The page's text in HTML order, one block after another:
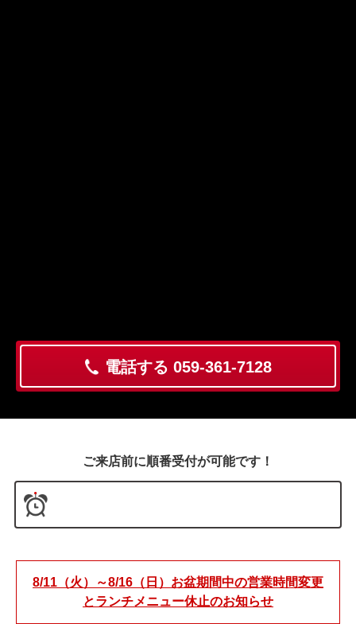
電話する 059-361-7128
ご来店前に順番受付が可能です！
8/11（火）～8/16（日）お盆期間中の営業時間変更
とランチメニュー休止のお知らせ